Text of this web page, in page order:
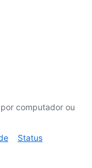
computador ou
Status